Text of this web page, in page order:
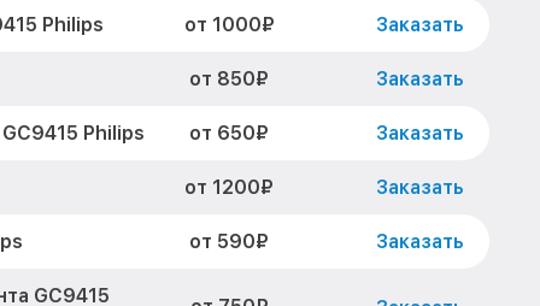
Philips от 1000₽ Заказать
от 850₽ Заказать
Philips от 650₽ Заказать
от 1200₽ Заказать
от 590₽ Заказать
GC9415